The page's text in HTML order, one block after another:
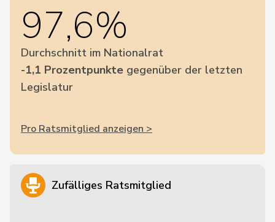
97,6%
Durchschnitt im Nationalrat
-1,1 Prozentpunkte gegenüber der letzten
Legislatur
Pro Ratsmitglied anzeigen >
Zufälliges Ratsmitglied